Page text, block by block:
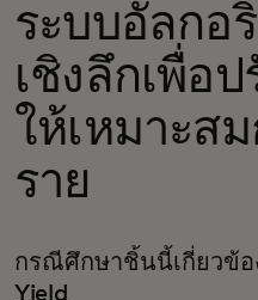
สำหรับผู้สร้างนวั
ข่าวสารและแนว
ระบบอัลกอ
เชิงลึกเพื่อ
ให้เหมาะส
ราย
กรณีศึกษาชิ้นนี้เกี่ยวข้
Yield